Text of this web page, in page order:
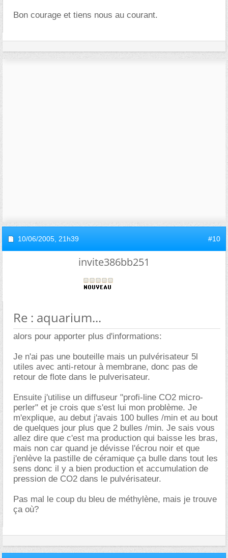
Bon courage et tiens nous au courant.
10/06/2005, 21h39 #10
invite386bb251
Re : aquarium...
alors pour apporter plus d'informations:
Je n'ai pas une bouteille mais un pulvérisateur 5l
utiles avec anti-retour à membrane, donc pas de
retour de flote dans le pulverisateur.
Ensuite j'utilise un diffuseur "profi-line CO2 micro-
perler" et je crois que s'est lui mon problème. Je
m'explique, au debut j'avais 100 bulles /min et au bout
de quelques jour plus que 2 bulles /min. Je sais vous
allez dire que c'est ma production qui baisse les bras,
mais non car quand je dévisse l'écrou noir et que
j'enlève la pastille de céramique ça bulle dans tout les
sens donc il y a bien production et accumulation de
pression de CO2 dans le pulvérisateur.
Pas mal le coup du bleu de méthylène, mais je trouve
ça où?